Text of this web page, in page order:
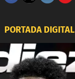
PORTADA DIGITAL